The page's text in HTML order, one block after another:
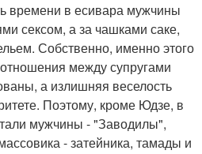
времени в есивара мужчины
сексом, а за чашками саке,
Собственно, именно этого
между супругами
а излишняя веселость
Поэтому, кроме Юдзе, в
мужчины - "Заводилы",
- затейника, тамады и